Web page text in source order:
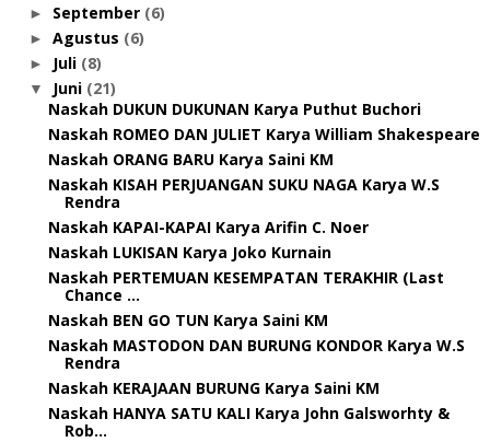
► September (6)
► Agustus (6)
► Juli (8)
▼ Juni (21)
Naskah DUKUN DUKUNAN Karya Puthut Buchori
Naskah ROMEO DAN JULIET Karya William Shakespeare
Naskah ORANG BARU Karya Saini KM
Naskah KISAH PERJUANGAN SUKU NAGA Karya W.S
Rendra
Naskah KAPAI-KAPAI Karya Arifin C. Noer
Naskah LUKISAN Karya Joko Kurnain
Naskah PERTEMUAN KESEMPATAN TERAKHIR (Last
Chance ...
Naskah BEN GO TUN Karya Saini KM
Naskah MASTODON DAN BURUNG KONDOR Karya W.S
Rendra
Naskah KERAJAAN BURUNG Karya Saini KM
Naskah HANYA SATU KALI Karya John Galsworhty &
Rob...